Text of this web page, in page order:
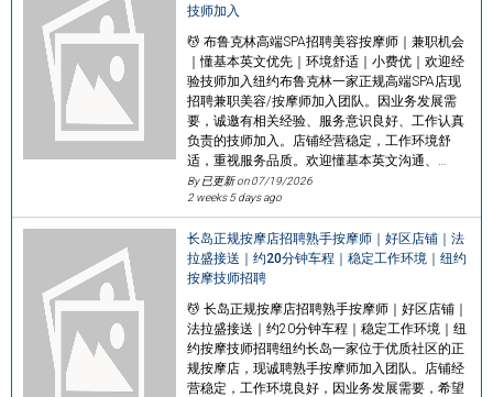
技师加入
💆 布鲁克林高端SPA招聘美容按摩师｜兼职机会
｜懂基本英文优先｜环境舒适｜小费优｜欢迎经
验技师加入纽约布鲁克林一家正规高端SPA店现
招聘兼职美容/按摩师加入团队。因业务发展需
要，诚邀有相关经验、服务意识良好、工作认真
负责的技师加入。店铺经营稳定，工作环境舒
适，重视服务品质。欢迎懂基本英文沟通、…
By 已更新 on07/19/2026
2 weeks 5 days ago
长岛正规按摩店招聘熟手按摩师｜好区店铺｜法
拉盛接送｜约20分钟车程｜稳定工作环境｜纽约
按摩技师招聘
💆 长岛正规按摩店招聘熟手按摩师｜好区店铺｜
法拉盛接送｜约20分钟车程｜稳定工作环境｜纽
约按摩技师招聘纽约长岛一家位于优质社区的正
规按摩店，现诚聘熟手按摩师加入团队。店铺经
营稳定，工作环境良好，因业务发展需要，希望